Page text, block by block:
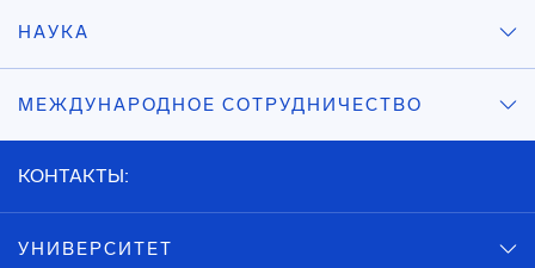
НАУКА
МЕЖДУНАРОДНОЕ СОТРУДНИЧЕСТВО
КОНТАКТЫ:
УНИВЕРСИТЕТ